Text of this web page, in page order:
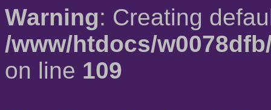
Warning: Creating
/www/htdocs/
on line 109